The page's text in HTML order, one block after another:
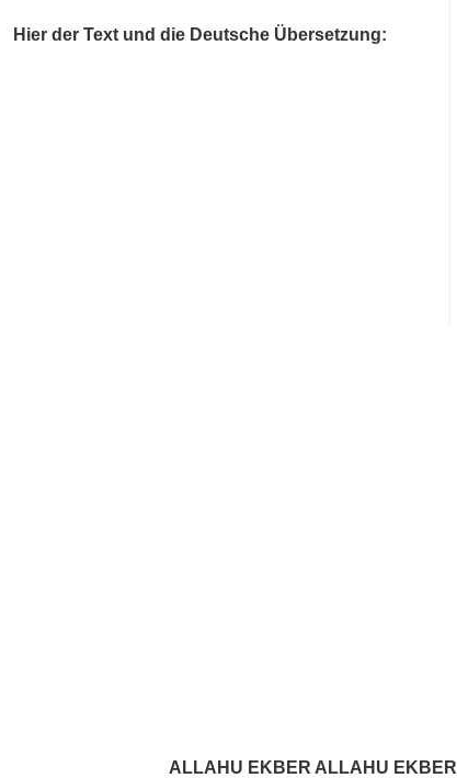
Hier der Text und die Deutsche Übersetzung:
ALLAHU EKBER ALLAHU EKBER